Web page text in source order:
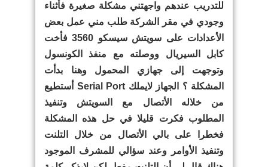
للتدريب عندهم واجهتني مشكلة صغيرة فأثناء
وجودي في مقر الشركة طلب مني عمل بعض
الأعدادات على سويتش سيسكو 3560 فأخت
كابل السيريال ووصلته مع منفذ الكونسول
وتوجهت إلى جهازي المحمول وهنا بدأت
المشكلة ؟ الجهاز لايملك Serial Port أستطيع
من خلاله الأتصال مع السويتش وتنفيذ
المطلوب فكرت قليلا في حل هذه المشكلة
فخطرا على بالي الأتصال من خلال التلنت
وتنفيذ الأوامر وعند سؤالي للمشرف الموجود